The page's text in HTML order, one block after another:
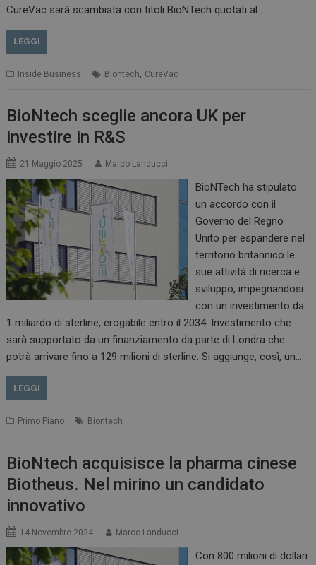
CureVac sarà scambiata con titoli BioNTech quotati al…
LEGGI
Inside Business Biontech, CureVac
BioNtech sceglie ancora UK per
investire in R&S
21 Maggio 2025 Marco Landucci
BioNTech ha stipulato
un accordo con il
Governo del Regno
Unito per espandere nel
territorio britannico le
sue attività di ricerca e
sviluppo, impegnandosi
con un investimento da
1 miliardo di sterline, erogabile entro il 2034. Investimento che
sarà supportato da un finanziamento da parte di Londra che
potrà arrivare fino a 129 milioni di sterline. Si aggiunge, così, un…
LEGGI
Primo Piano Biontech
BioNtech acquisisce la pharma cinese
Biotheus. Nel mirino un candidato
innovativo
14 Novembre 2024 Marco Landucci
Con 800 milioni di dollari